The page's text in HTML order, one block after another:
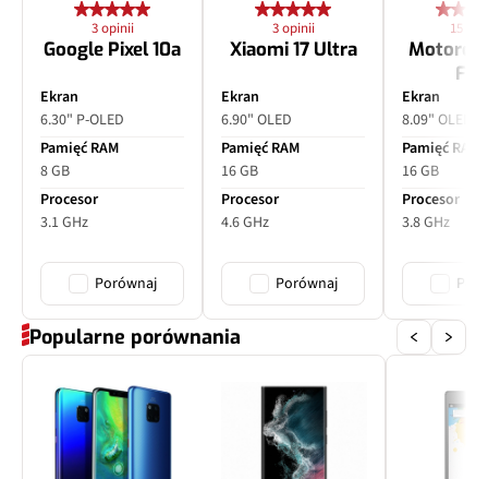
Autofocus Tak
Matryca
μm
Ogniskowa 71 mm
Filmy Tak
Inne PDAF, OIS
3 opinii
Google Pixel 10a
Ekran
6.30" P-OLED
Pamięć RAM
8 GB
Procesor
3.1 GHz
Porównaj
3 opinii
Xiaomi 17 Ultra
Ekran
6.90" OLED
Pamięć RAM
16 GB
Procesor
4.6 GHz
Porównaj
15
Motorola
Ekran
8.09" OLED
Pamięć RAM
16 GB
Procesor
3.8 GHz
Popularne porównania